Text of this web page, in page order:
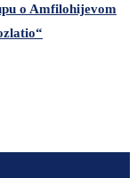
o Amfilohijevom